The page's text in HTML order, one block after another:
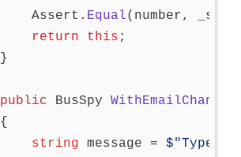
Assert . Equal( number,
return
this ;
}
public BusSpy
{
string
message =
$"Type: